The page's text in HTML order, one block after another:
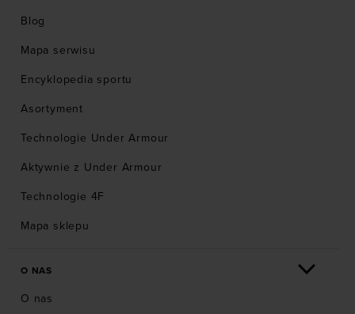
Blog
Mapa serwisu
Encyklopedia sportu
Asortyment
Technologie Under Armour
Aktywnie z Under Armour
Technologie 4F
Mapa sklepu
O NAS
O nas